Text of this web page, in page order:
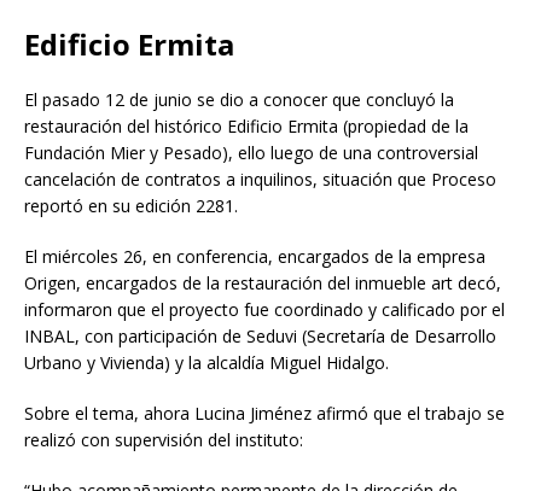
Edificio Ermita
El pasado 12 de junio se dio a conocer que concluyó la
restauración del histórico Edificio Ermita (propiedad de la
Fundación Mier y Pesado), ello luego de una controversial
cancelación de contratos a inquilinos, situación que Proceso
reportó en su edición 2281.
El miércoles 26, en conferencia, encargados de la empresa
Origen, encargados de la restauración del inmueble art decó,
informaron que el proyecto fue coordinado y calificado por el
INBAL, con participación de Seduvi (Secretaría de Desarrollo
Urbano y Vivienda) y la alcaldía Miguel Hidalgo.
Sobre el tema, ahora Lucina Jiménez afirmó que el trabajo se
realizó con supervisión del instituto: